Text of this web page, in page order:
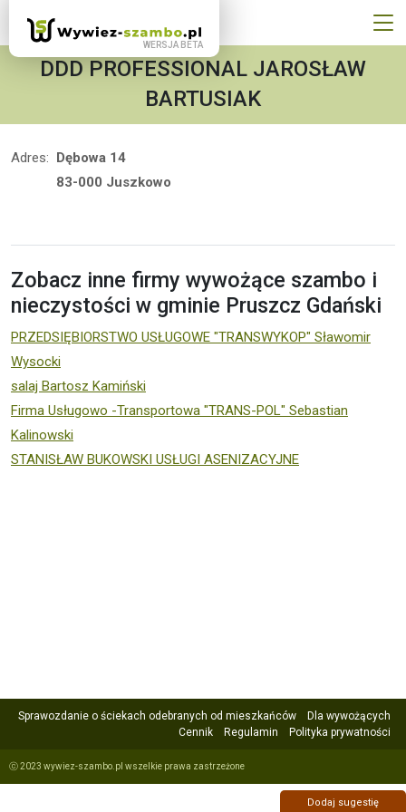
DDD PROFESSIONAL JAROSŁAW
BARTUSIAK
Adres:
Dębowa 14
83-000 Juszkowo
Zobacz inne firmy wywożące szambo i
nieczystości w gminie Pruszcz Gdański
PRZEDSIĘBIORSTWO USŁUGOWE "TRANSWYKOP" Sławomir
Wysocki
salaj Bartosz Kamiński
Firma Usługowo -Transportowa "TRANS-POL" Sebastian
Kalinowski
STANISŁAW BUKOWSKI USŁUGI ASENIZACYJNE
Sprawozdanie o ściekach odebranych od mieszkańców
Dla wywożących
Cennik
Regulamin Polityka prywatności
ⓒ 2023 wywiez-szambo.pl wszelkie prawa zastrzeżone
Dodaj sugestię